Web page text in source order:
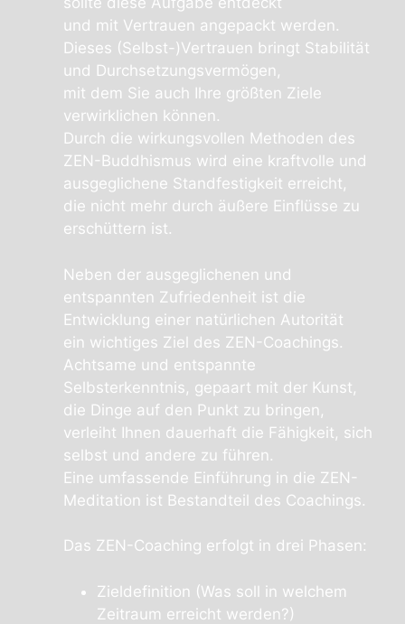
und mit Vertrauen angepackt werden.
Dieses (Selbst-)Vertrauen bringt Stabilität
und Durchsetzungsvermögen,
mit dem Sie auch Ihre größten Ziele
verwirklichen können.
Durch die wirkungsvollen Methoden des
ZEN-Buddhismus wird eine kraftvolle und
ausgeglichene Standfestigkeit erreicht,
die nicht mehr durch äußere Einflüsse zu
erschüttern ist.
Neben der ausgeglichenen und
entspannten Zufriedenheit ist die
Entwicklung einer natürlichen Autorität
ein wichtiges Ziel des ZEN-Coachings.
Achtsame und entspannte
Selbsterkenntnis, gepaart mit der Kunst,
die Dinge auf den Punkt zu bringen,
verleiht Ihnen dauerhaft die Fähigkeit, sich
selbst und andere zu führen.
Eine umfassende Einführung in die ZEN-
Meditation ist Bestandteil des Coachings.
Das ZEN-Coaching erfolgt in drei Phasen:
Zieldefinition (Was soll in welchem
Zeitraum erreicht werden?)